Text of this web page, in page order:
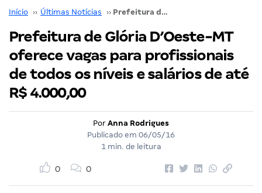
Início ›› Últimas Notícias ›› Prefeitura de Glória D’Oeste-MT oferece vagas para profissionais de todos os níveis e salários de até R$ 4.000,00
Prefeitura de Glória D’Oeste-MT
oferece vagas para profissionais
de todos os níveis e salários de até
R$ 4.000,00
Por Anna Rodrigues
Publicado em 06/05/16
1 min. de leitura
0 0